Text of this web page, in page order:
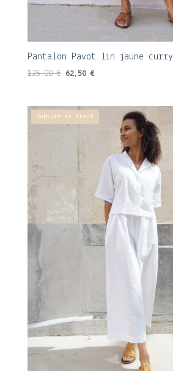
Pantalon Pavot lin jaune curry
125,00€ Le
était :
125,00 €.
62,50 €Le
62,50 €.
Rupture de stock